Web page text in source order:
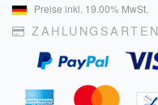
Preise inkl. 19.00% MwSt.
ZAHLUNGSARTEN